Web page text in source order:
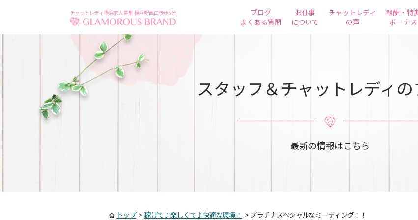
チャットレディ横浜求人募集 横浜駅西口徒歩5分
ブログ
よくある質問
お仕事
について
チャットレディ
の声
報酬・特
ボーナス
スタッフ＆チャットレディ
最新の情報はこちら
トップ> 稼げて♪楽しくて♪快適な環境！ > プラチナスペシャルなミーティング！！